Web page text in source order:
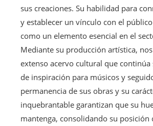
sus creaciones. Su habilidad para
y establecer un vínculo con el
como un elemento esencial en el
Mediante su producción artística,
extenso acervo cultural que
de inspiración para músicos y
permanencia de sus obras y su
inquebrantable garantizan que su
mantenga, consolidando su posición